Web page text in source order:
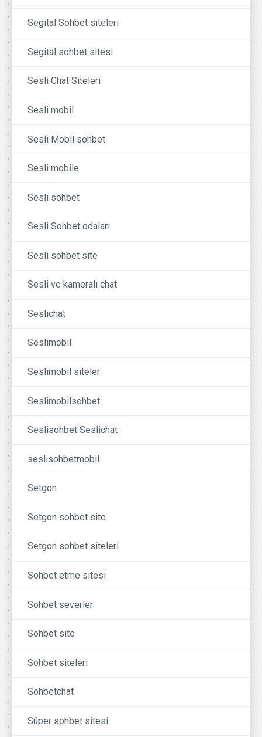
Segital Sohbet siteleri
Segital sohbet sitesi
Sesli Chat Siteleri
Sesli mobil
Sesli Mobil sohbet
Sesli mobile
Sesli sohbet
Sesli Sohbet odaları
Sesli sohbet site
Sesli ve kameralı chat
Seslichat
Seslimobil
Seslimobil siteler
Seslimobilsohbet
Seslisohbet Seslichat
seslisohbetmobil
Setgon
Setgon sohbet site
Setgon sohbet siteleri
Sohbet etme sitesi
Sohbet severler
Sohbet site
Sohbet siteleri
Sohbetchat
Süper sohbet sitesi